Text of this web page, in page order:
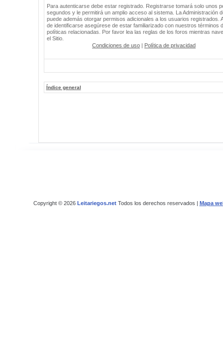
Para autenticarse debe estar registrado. Registrarse tomará solo unos
segundos y le permitirá un amplio acceso al sistema. La Administración
puede además otorgar permisos adicionales a los usuarios registrados.
de identificarse asegúrese de estar familiarizado con nuestros términos
políticas relacionadas. Por favor lea las reglas de los foros mientras
el Sitio.
Condiciones de uso | Política de privacidad
Índice general
Copyright © 2026 Leitariegos.netTodos los derechos reservados | Mapa